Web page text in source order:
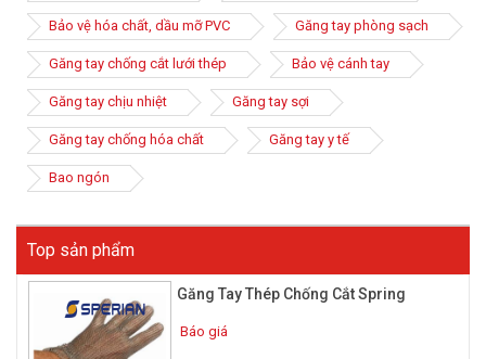
chống cắt
Với khả năng chống mài mòn, chống cắt, chống xước tối ưu
găng tay chống cắt được ứng dụng trong nhiều lĩnh vực đời
sống:
- Trong ngành chế tạo công nghiệp, gia công cơ khí, xử lý kính.
- Ngành chế biến thực phẩm, trong các nhà hàng / dịch vụ ăn
uống, ngành công nghiệp giấy.
- Công nghiệp cắt gỗ, làm thực phẩm như giết mổ thịt lợn và gia
cầm…
Bảo vệ hóa chất, dầu mỡ PVC Găng tay phòng sạch
Găng tay chống cắt lưới thép Bảo vệ cánh tay
Găng tay chịu nhiệt Găng tay sợi
Găng tay chống hóa chất Găng tay y tế
Bao ngón
Top sản phẩm
Găng Tay Thép Chống Cắt Spring
Báo giá